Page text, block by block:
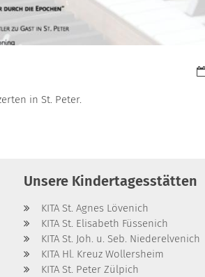
in St. Peter.
Unsere Kindertagesstätten
KITA St. Agnes Lövenich
KITA St. Elisabeth Füssenich
KITA St. Joh. u. Seb. Niederelvenich
KITA Hl. Kreuz Wollersheim
KITA St. Peter Zülpich